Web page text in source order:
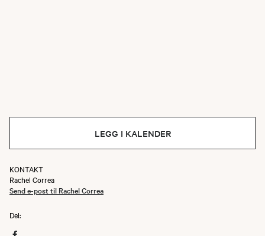
LEGG I KALENDER
KONTAKT
Rachel Correa
Send e-post til Rachel Correa
Del: